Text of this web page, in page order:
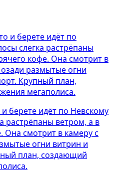
берете идёт по Невскому
растрёпаны ветром, а в
Она смотрит в камеру с
огни витрин и
план, создающий